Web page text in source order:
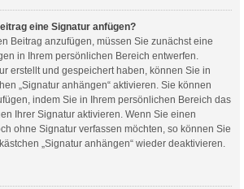
eine Signatur anfügen?
Beitrag anzufügen, müssen Sie zunächst eine
in Ihrem persönlichen Bereich entwerfen.
erstellt und gespeichert haben, können Sie in
„Signatur anhängen“ aktivieren. Sie können
indem Sie in Ihrem persönlichen Bereich das
Ihrer Signatur aktivieren. Wenn Sie einen
ohne Signatur verfassen möchten, so können Sie
„Signatur anhängen“ wieder deaktivieren.